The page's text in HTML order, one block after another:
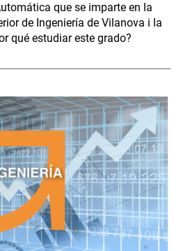
que se imparte en la
de Ingeniería de Vilanova i la
qué estudiar este grado?